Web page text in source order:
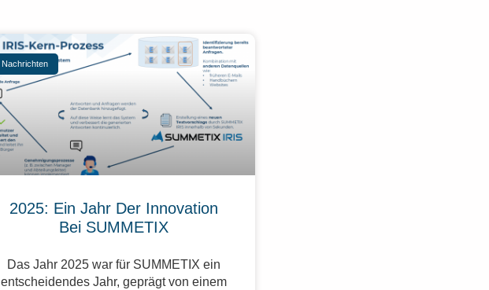
Nachrichten
2025: Ein Jahr Der Innovation
Bei SUMMETIX
Das Jahr 2025 war für SUMMETIX ein
entscheidendes Jahr, geprägt von einem